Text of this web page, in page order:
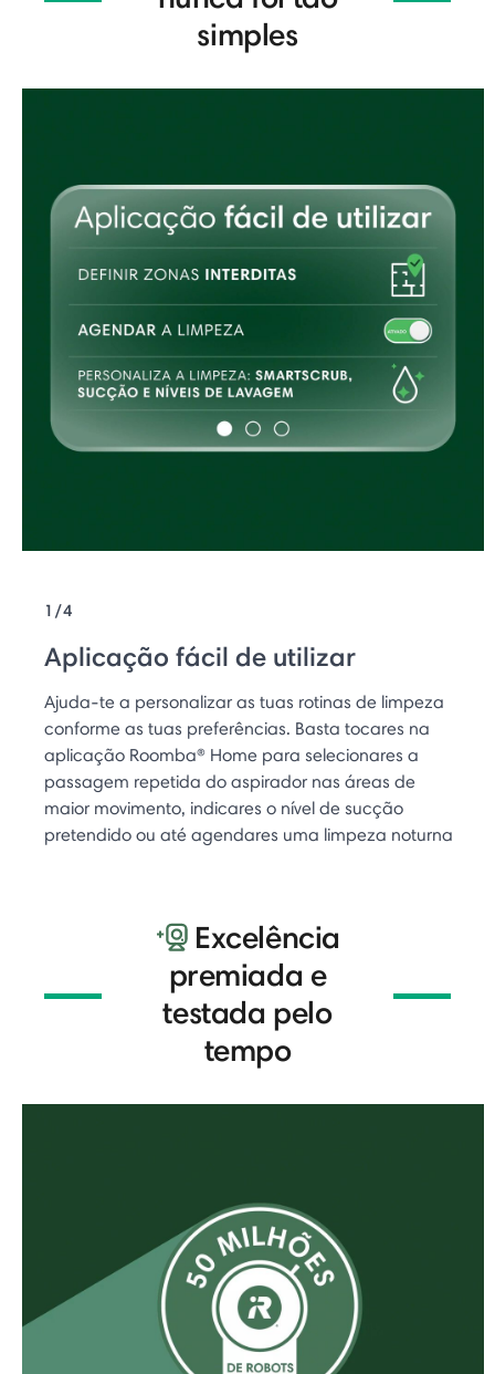
simples
1/4
Aplicação fácil de utilizar
Ajuda-te a personalizar as tuas rotinas de limpeza
conforme as tuas preferências. Basta tocares na
aplicação Roomba® Home para selecionares a
passagem repetida do aspirador nas áreas de
maior movimento, indicares o nível de sucção
pretendido ou até agendares uma limpeza noturna
Excelência
premiada e
testada pelo
tempo